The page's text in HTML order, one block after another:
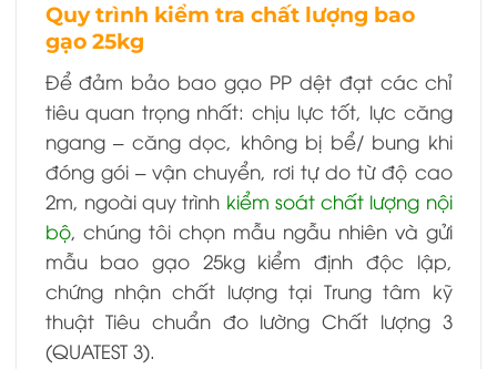
Quy trình kiểm tra chất lượng bao
gạo 25kg
Để đảm bảo bao gạo PP dệt đạt các chỉ
tiêu quan trọng nhất: chịu lực tốt, lực căng
ngang – căng dọc, không bị bể/ bung khi
đóng gói – vận chuyển, rơi tự do từ độ cao
2m, ngoài quy trình kiểm soát chất lượng nội
bộ, chúng tôi chọn mẫu ngẫu nhiên và gửi
mẫu bao gạo 25kg kiểm định độc lập,
chứng nhận chất lượng tại Trung tâm kỹ
thuật Tiêu chuẩn đo lường Chất lượng 3
(QUATEST 3).